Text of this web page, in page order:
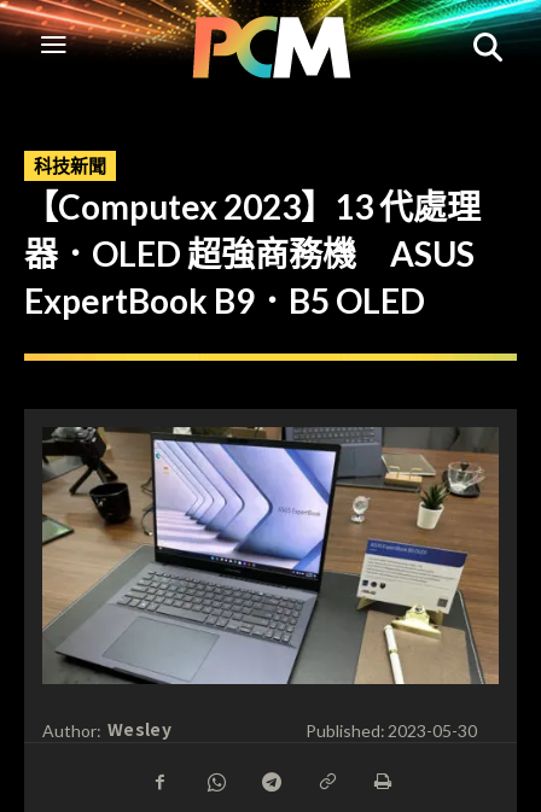
科技新聞
【Computex 2023】13 代處理
器．OLED 超強商務機 ASUS
ExpertBook B9．B5 OLED
Author: Wesley Published: 2023-05-30